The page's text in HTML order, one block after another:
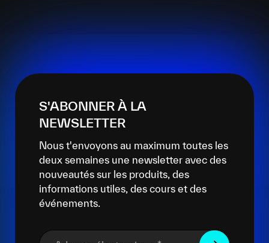
S'ABONNER À LA
NEWSLETTER
Nous t'envoyons au maximum toutes les
deux semaines une newsletter avec des
nouveautés sur les produits, des
informations utiles, des cours et des
événements.